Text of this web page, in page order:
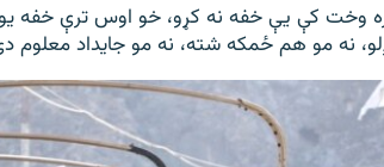
وخت کې یې خفه نه کړو، خو اوس ترې خفه
نه مو هم ځمکه شته، نه مو جایداد معلوم